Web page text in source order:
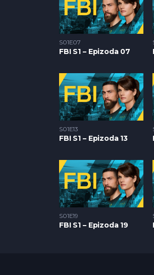
S01E07
FBI S1 – Epizoda 07
S01E13
FBI S1 – Epizoda 13
S01E19
FBI S1 – Epizoda 19